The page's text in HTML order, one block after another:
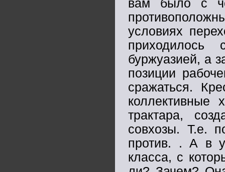
вам было с
условиях
буржуазией, а
позиции
сражаться.
коллективные
трактара,
совхозы. Т.е.
против. . А в
класса, с